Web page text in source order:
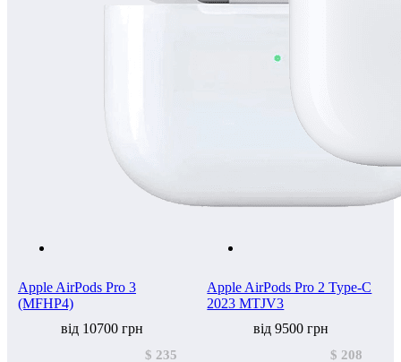
Apple AirPods Pro 3
(MFHP4)
від 10700 грн
$ 235
Apple AirPods Pro 2 Type-C
2023 MTJV3
від 9500 грн
$ 208